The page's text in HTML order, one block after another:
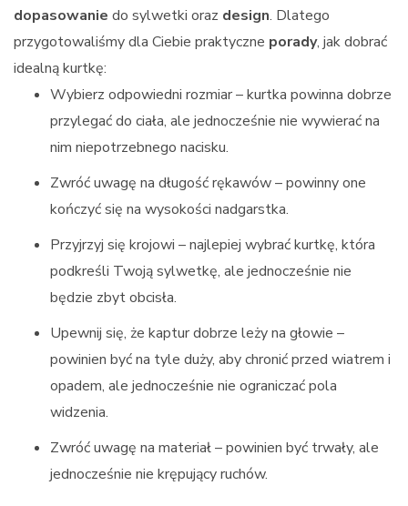
dopasowanie do sylwetki oraz design. Dlatego
przygotowaliśmy dla Ciebie praktyczne porady, jak dobrać
idealną kurtkę:
Wybierz odpowiedni rozmiar – kurtka powinna dobrze
przylegać do ciała, ale jednocześnie nie wywierać na
nim niepotrzebnego nacisku.
Zwróć uwagę na długość rękawów – powinny one
kończyć się na wysokości nadgarstka.
Przyjrzyj się krojowi – najlepiej wybrać kurtkę, która
podkreśli Twoją sylwetkę, ale jednocześnie nie
będzie zbyt obcisła.
Upewnij się, że kaptur dobrze leży na głowie –
powinien być na tyle duży, aby chronić przed wiatrem i
opadem, ale jednocześnie nie ograniczać pola
widzenia.
Zwróć uwagę na materiał – powinien być trwały, ale
jednocześnie nie krępujący ruchów.